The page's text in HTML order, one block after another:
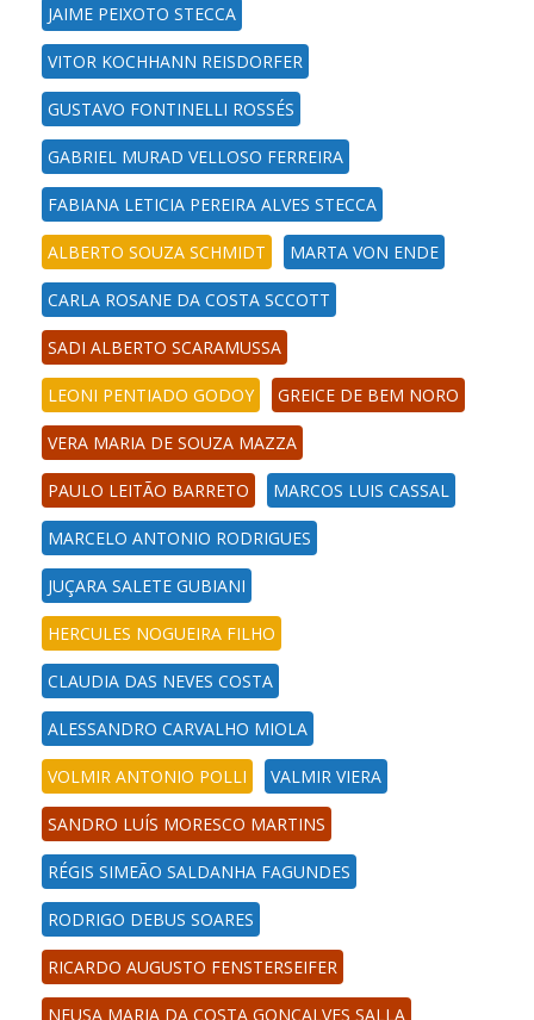
JAIME PEIXOTO STECCA
VITOR KOCHHANN REISDORFER
GUSTAVO FONTINELLI ROSSÉS
GABRIEL MURAD VELLOSO FERREIRA
FABIANA LETICIA PEREIRA ALVES STECCA
ALBERTO SOUZA SCHMIDT MARTA VON ENDE
CARLA ROSANE DA COSTA SCCOTT
SADI ALBERTO SCARAMUSSA
LEONI PENTIADO GODOY GREICE DE BEM NORO
VERA MARIA DE SOUZA MAZZA
PAULO LEITÃO BARRETO MARCOS LUIS CASSAL
MARCELO ANTONIO RODRIGUES
JUÇARA SALETE GUBIANI
HERCULES NOGUEIRA FILHO
CLAUDIA DAS NEVES COSTA
ALESSANDRO CARVALHO MIOLA
VOLMIR ANTONIO POLLI VALMIR VIERA
SANDRO LUÍS MORESCO MARTINS
RÉGIS SIMEÃO SALDANHA FAGUNDES
RODRIGO DEBUS SOARES
RICARDO AUGUSTO FENSTERSEIFER
NEUSA MARIA DA COSTA GONÇALVES SALLA